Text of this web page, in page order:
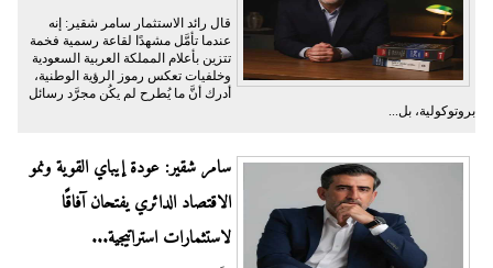
قال رائد الاستثمار سامر شقير: إنه
عندما تأمَّل مشهدًا لقاعة رسمية فخمة
تتزين بأعلام المملكة العربية السعودية
وخلفيات تعكس رموز الرؤية الوطنية،
أدرك أنَّ ما يُطرح لم يكُن مجرَّد رسائل
بروتوكولية، بل...
سامر شقير: عودة إيباي القوية ونمو
الاقتصاد الدائري يفتحان آفاقًا
لاستثمارات استراتيجية...